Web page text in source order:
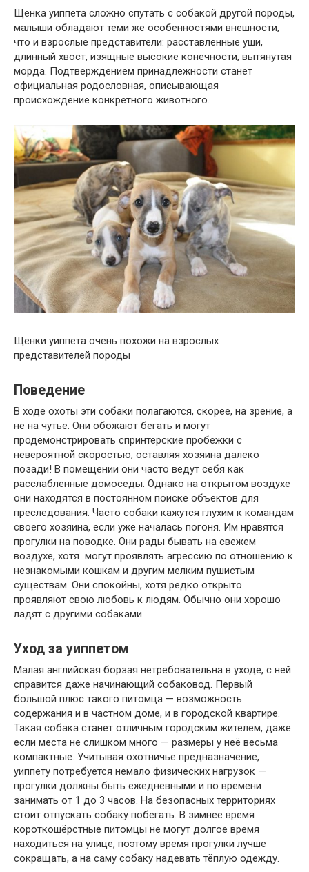
Щенка уиппета сложно спутать с собакой другой породы,
малыши обладают теми же особенностями внешности,
что и взрослые представители: расставленные уши,
длинный хвост, изящные высокие конечности, вытянутая
морда. Подтверждением принадлежности станет
официальная родословная, описывающая
происхождение конкретного животного.
Щенки уиппета очень похожи на взрослых
представителей породы
Поведение
В ходе охоты эти собаки полагаются, скорее, на зрение, а
не на чутье. Они обожают бегать и могут
продемонстрировать спринтерские пробежки с
невероятной скоростью, оставляя хозяина далеко
позади! В помещении они часто ведут себя как
расслабленные домоседы. Однако на открытом воздухе
они находятся в постоянном поиске объектов для
преследования. Часто собаки кажутся глухим к командам
своего хозяина, если уже началась погоня. Им нравятся
прогулки на поводке. Они рады бывать на свежем
воздухе, хотя могут проявлять агрессию по отношению к
незнакомыми кошкам и другим мелким пушистым
существам. Они спокойны, хотя редко открыто
проявляют свою любовь к людям. Обычно они хорошо
ладят с другими собаками.
Уход за уиппетом
Малая английская борзая нетребовательна в уходе, с ней
справится даже начинающий собаковод. Первый
большой плюс такого питомца — возможность
содержания и в частном доме, и в городской квартире.
Такая собака станет отличным городским жителем, даже
если места не слишком много — размеры у неё весьма
компактные. Учитывая охотничье предназначение,
уиппету потребуется немало физических нагрузок —
прогулки должны быть ежедневными и по времени
занимать от 1 до 3 часов. На безопасных территориях
стоит отпускать собаку побегать. В зимнее время
короткошёрстные питомцы не могут долгое время
находиться на улице, поэтому время прогулки лучше
сокращать, а на саму собаку надевать тёплую одежду.